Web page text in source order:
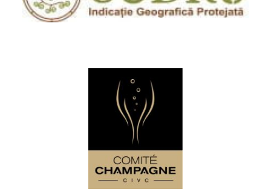
Comité Champagne